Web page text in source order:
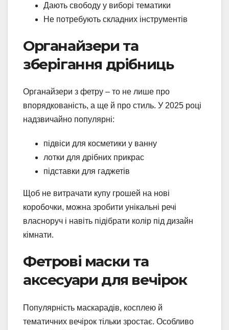
Дають свободу у виборі тематики
Не потребують складних інструментів
Органайзери та
зберігання дрібниць
Органайзери з фетру – то не лише про
впорядкованість, а ще й про стиль. У 2025 році
надзвичайно популярні:
підвіси для косметики у ванну
лотки для дрібних прикрас
підставки для гаджетів
Щоб не витрачати купу грошей на нові
коробочки, можна зробити унікальні речі
власноруч і навіть підібрати колір під дизайн
кімнати.
Фетрові маски та
аксесуари для вечірок
Популярність маскарадів, косплею й
тематичних вечірок тільки зростає. Особливо